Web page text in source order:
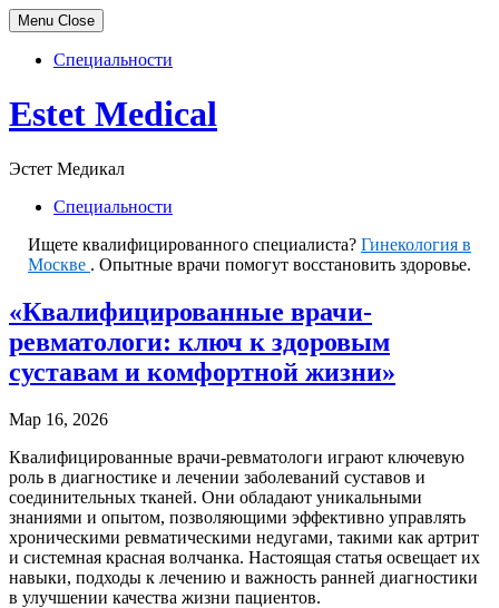
Menu Close
Специальности
Skip
to
Estet Medical
Эстет Медикал
Специальности
Ищете квалифицированного специалиста? Гинекология в
Москве . Опытные врачи помогут восстановить здоровье.
«Квалифицированные врачи-
ревматологи: ключ к здоровым
суставам и комфортной жизни»
Мар 16, 2026
Квалифицированные врачи-ревматологи играют ключевую
роль в диагностике и лечении заболеваний суставов и
соединительных тканей. Они обладают уникальными
знаниями и опытом, позволяющими эффективно управлять
хроническими ревматическими недугами, такими как артрит
и системная красная волчанка. Настоящая статья освещает их
навыки, подходы к лечению и важность ранней диагностики
в улучшении качества жизни пациентов.